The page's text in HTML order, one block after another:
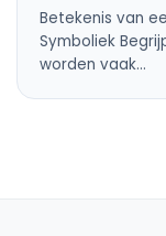
Betekenis van
Symboliek
worden vaak…